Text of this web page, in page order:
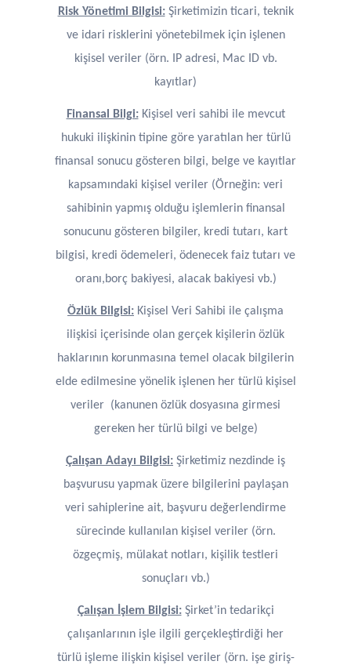
Risk Yönetimi Bilgisi:Şirketimizin ticari, teknik
ve idari risklerini yönetebilmek için işlenen
kişisel veriler (örn. IP adresi, Mac ID vb.
kayıtlar)
Finansal Bilgi:Kişisel veri sahibi ile mevcut
hukuki ilişkinin tipine göre yaratılan her türlü
finansal sonucu gösteren bilgi, belge ve kayıtlar
kapsamındaki kişisel veriler (Örneğin: veri
sahibinin yapmış olduğu işlemlerin finansal
sonucunu gösteren bilgiler, kredi tutarı, kart
bilgisi, kredi ödemeleri, ödenecek faiz tutarı ve
oranı,borç bakiyesi, alacak bakiyesi vb.)
Özlük Bilgisi: Kişisel Veri Sahibi ile çalışma
ilişkisi içerisinde olan gerçek kişilerin özlük
haklarının korunmasına temel olacak bilgilerin
elde edilmesine yönelik işlenen her türlü kişisel
veriler (kanunen özlük dosyasına girmesi
gereken her türlü bilgi ve belge)
Çalışan Adayı Bilgisi: Şirketimiz nezdinde iş
başvurusu yapmak üzere bilgilerini paylaşan
veri sahiplerine ait, başvuru değerlendirme
sürecinde kullanılan kişisel veriler (örn.
özgeçmiş, mülakat notları, kişilik testleri
sonuçları vb.)
Çalışan İşlem Bilgisi:Şirket’in tedarikçi
çalışanlarının işle ilgili gerçekleştirdiği her
türlü işleme ilişkin kişisel veriler (örn. işe giriş-